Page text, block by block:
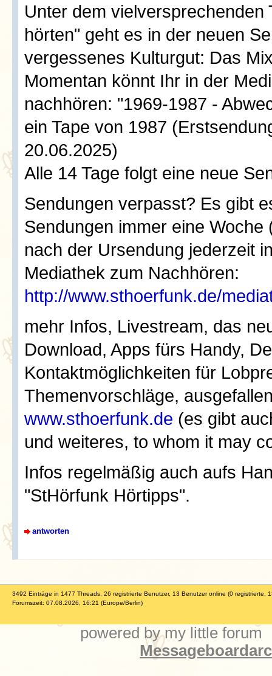
Unter dem vielversprechenden
hörten" geht es in der neuen
vergessenes Kulturgut: Das
Momentan könnt Ihr in der
nachhören: "1969-1987 -
ein Tape von 1987
20.06.2025)
Alle 14 Tage folgt eine neue
Sendungen verpasst? Es gibt
Sendungen immer eine Woche
nach der Ursendung jederzeit
Mediathek zum Nachhören:
http://www.sthoerfunk.de/
mehr Infos, Livestream, das
Download, Apps fürs Handy,
Kontaktmöglichkeiten für
Themenvorschläge,
www.sthoerfunk.de (es gibt
und weiteres, to whom it may
Infos regelmäßig auch aufs
"StHörfunk Hörtipps".
antworten
3492 Einträge in 1477 Threads, 26 registrierte Benutzer, 13 Benutzer online (0 registrierte,
Forumszeit: 07.08.2026, 16:21 (Europe/Berlin)
powered by my little forum